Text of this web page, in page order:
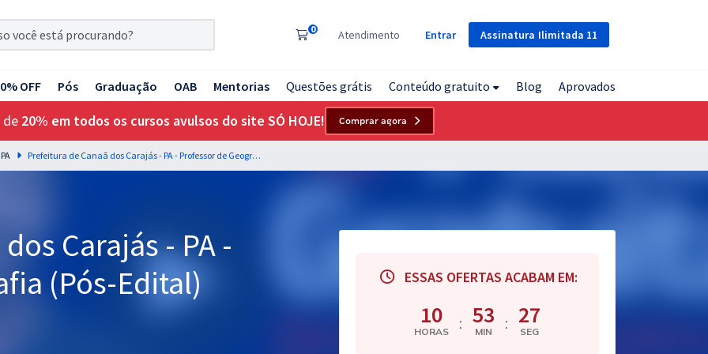
Assinatura Ilimitada 11
0 Atendimento Entrar
OFF Pós Graduação OAB Mentorias Questões grátis Conteúdo gratuito Blog Aprovados
de 20% em todos os cursos avulsos do site SÓ HOJE! Comprar agora
Prefeitura de Canaã dos Carajás - PA - Professor de Geografia (Pós-Edital)
Carajás - PA -
(Pós-Edital)
ESSAS OFERTAS ACABAM EM:
10
HORAS : 53
MIN : 26
SEG